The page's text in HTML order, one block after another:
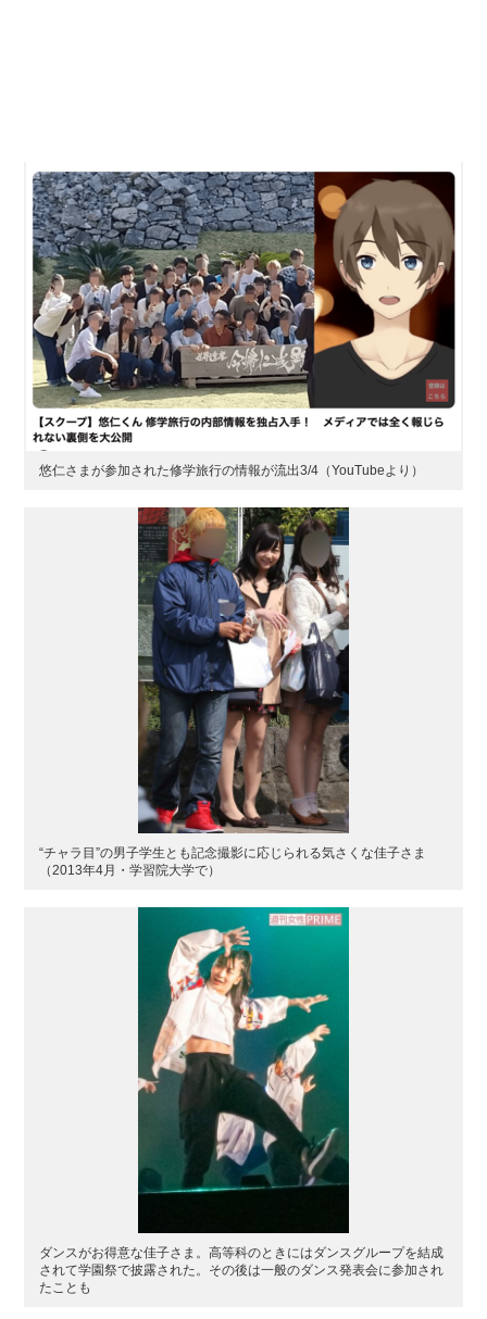
悠仁さまが参加された修学旅行の情報が流出3/4（YouTubeより）
“チャラ目”の男子学生とも記念撮影に応じられる気さくな佳子さま
（2013年4月・学習院大学で）
ダンスがお得意な佳子さま。高等科のときにはダンスグループを結成
されて学園祭で披露された。その後は一般のダンス発表会に参加され
たことも